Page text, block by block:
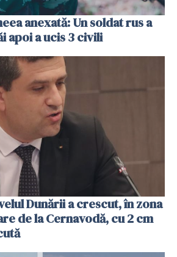
anexată: Un soldat rus a
apoi a ucis 3 civili
Dunării a crescut, în zona
de la Cernavodă, cu 2 cm